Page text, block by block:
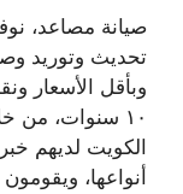
صيانة مصاعد،
تحديث وتوريد
وبأقل الأسعار
١٠ سنوات، من
الكويت لديهم
أنواعها،